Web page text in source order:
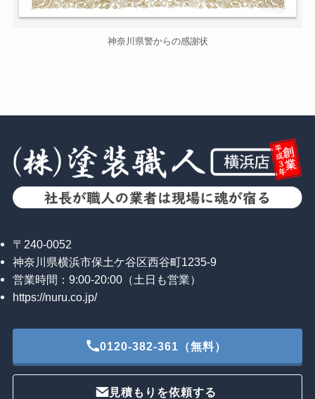
神奈川県警からの感謝状
〒240-0052
神奈川県横浜市保土ケ谷区西谷町1235-9
営業時間：9:00-20:00（土日も営業）
https://nuru.co.jp/
0120-382-361（無料）
見積もりを依頼する